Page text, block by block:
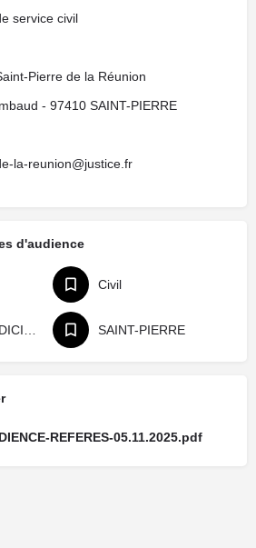
service civil
Pierre de la Réunion
- 97410 SAINT-PIERRE
la-reunion@justice.fr
d'audience
Civil
SAINT-PIERRE
REFERES-05.11.2025.pdf